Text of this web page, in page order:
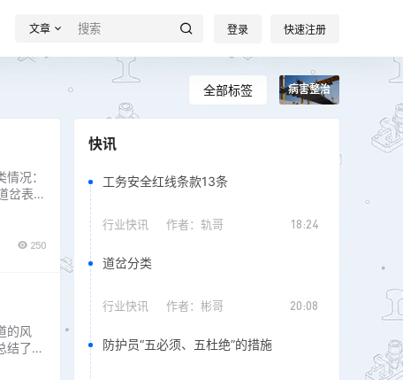
文章 登录 快速注册
全部标签 病害整治
况：
岔表示
250
的风
结了线
快讯
工务安全红线条款13条
行业快讯 作者： 轨哥 18:24
道岔分类
行业快讯 作者： 彬哥 20:08
防护员“五必须、五杜绝”的措施